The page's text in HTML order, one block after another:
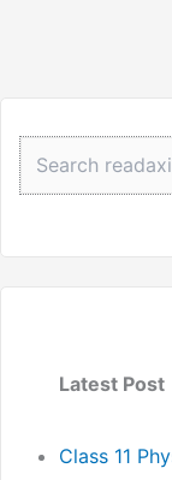
Latest Post
Class 11